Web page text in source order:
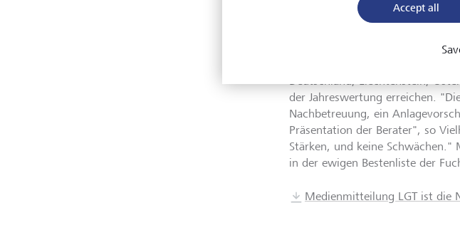
Die LGT erhielt in allen
dem Anlagevorschlag - das
der Jahreswertung, ist "Top-
hinter sich zurück. Lediglich
Deutschland, Liechtenstein,
der Jahreswertung erreichen.
Nachbetreuung, ein
Präsentation der Berater", so
Stärken, und keine Schwächen."
in der ewigen Bestenliste der
Medienmitteilung LGT ist die
Accept all